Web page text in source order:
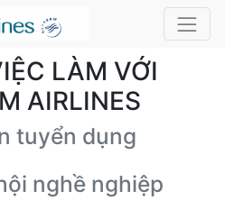
LÀM VỚI
AIRLINES
tuyển dụng
nghề nghiệp